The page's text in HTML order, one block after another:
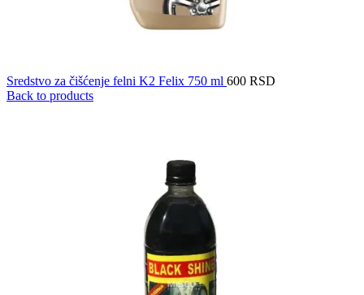
Sredstvo za čišćenje felni K2 Felix 750 ml 600 RSD
Back to products